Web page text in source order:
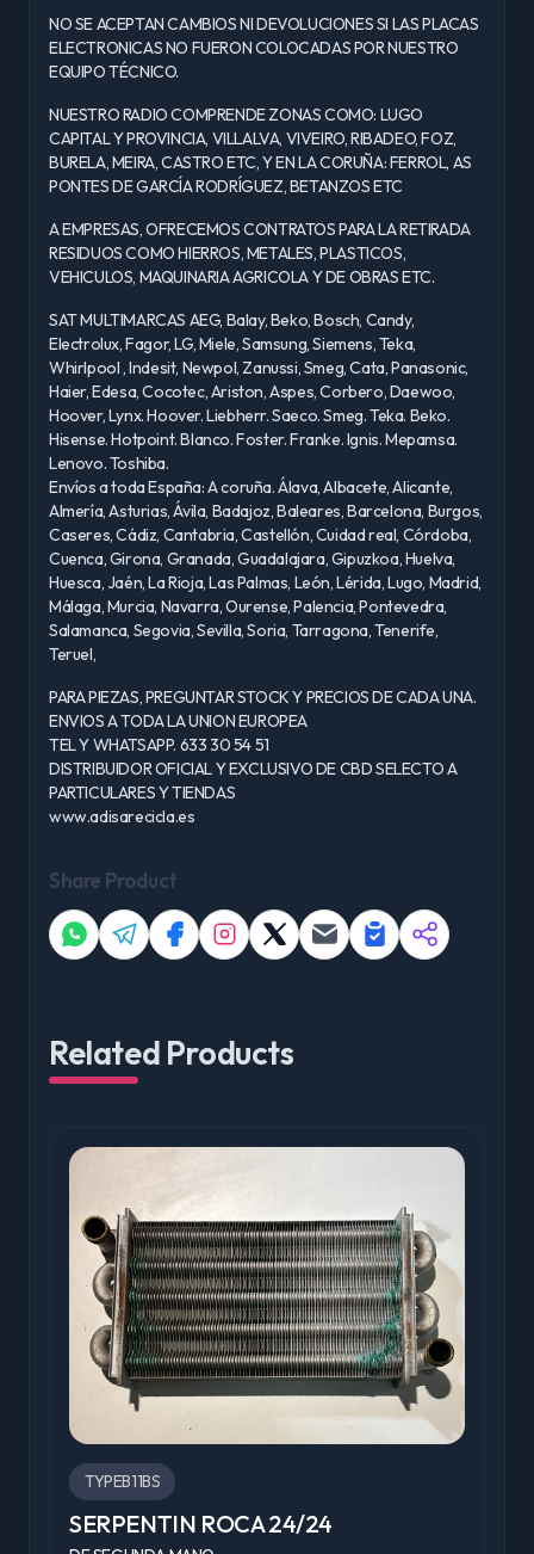
NO SE ACEPTAN CAMBIOS NI DEVOLUCIONES SI LAS PLACAS
ELECTRONICAS NO FUERON COLOCADAS POR NUESTRO
EQUIPO TÉCNICO.
NUESTRO RADIO COMPRENDE ZONAS COMO: LUGO
CAPITAL Y PROVINCIA, VILLALVA, VIVEIRO, RIBADEO, FOZ,
BURELA, MEIRA, CASTRO ETC, Y EN LA CORUÑA: FERROL, AS
PONTES DE GARCÍA RODRÍGUEZ, BETANZOS ETC
A EMPRESAS, OFRECEMOS CONTRATOS PARA LA RETIRADA
RESIDUOS COMO HIERROS, METALES, PLASTICOS,
VEHICULOS, MAQUINARIA AGRICOLA Y DE OBRAS ETC.
SAT MULTIMARCAS AEG, Balay, Beko, Bosch, Candy,
Electrolux, Fagor, LG, Miele, Samsung, Siemens, Teka,
Whirlpool , Indesit, Newpol, Zanussi, Smeg, Cata, Panasonic,
Haier, Edesa, Cocotec, Ariston, Aspes, Corbero, Daewoo,
Hoover, Lynx. Hoover. Liebherr. Saeco. Smeg. Teka. Beko.
Hisense. Hotpoint. Blanco. Foster. Franke. Ignis. Mepamsa.
Lenovo. Toshiba.
Envíos a toda España: A coruña. Álava, Albacete, Alicante,
Almería, Asturias, Ávila, Badajoz, Baleares, Barcelona, Burgos,
Caseres, Cádiz, Cantabria, Castellón, Cuidad real, Córdoba,
Cuenca, Girona, Granada, Guadalajara, Gipuzkoa, Huelva,
Huesca, Jaén, La Rioja, Las Palmas, León, Lérida, Lugo, Madrid,
Málaga, Murcia, Navarra, Ourense, Palencia, Pontevedra,
Salamanca, Segovia, Sevilla, Soria, Tarragona, Tenerife,
Teruel,
PARA PIEZAS, PREGUNTAR STOCK Y PRECIOS DE CADA UNA.
ENVIOS A TODA LA UNION EUROPEA
TEL Y WHATSAPP. 633 30 54 51
DISTRIBUIDOR OFICIAL Y EXCLUSIVO DE CBD SELECTO A
PARTICULARES Y TIENDAS
www.adisarecicla.es
Share Product
Related Products
TYPEB11BS
SERPENTIN ROCA 24/24